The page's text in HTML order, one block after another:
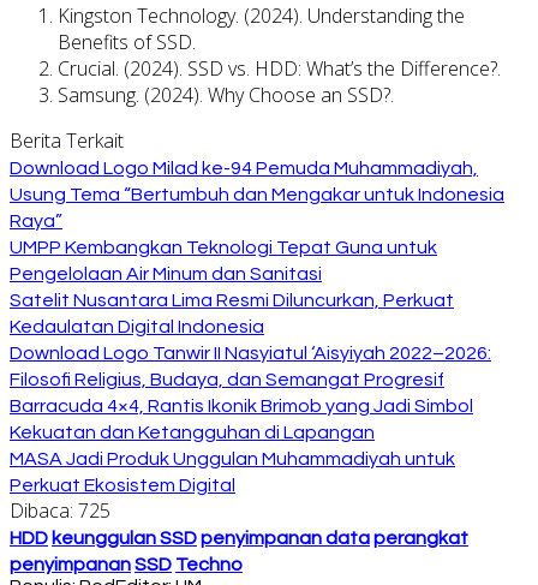
Kingston Technology. (2024). Understanding the
Benefits of SSD.
Crucial. (2024). SSD vs. HDD: What’s the Difference?.
Samsung. (2024). Why Choose an SSD?.
Berita Terkait
Download Logo Milad ke-94 Pemuda Muhammadiyah,
Usung Tema “Bertumbuh dan Mengakar untuk Indonesia
Raya”
UMPP Kembangkan Teknologi Tepat Guna untuk
Pengelolaan Air Minum dan Sanitasi
Satelit Nusantara Lima Resmi Diluncurkan, Perkuat
Kedaulatan Digital Indonesia
Download Logo Tanwir II Nasyiatul ‘Aisyiyah 2022–2026:
Filosofi Religius, Budaya, dan Semangat Progresif
Barracuda 4×4, Rantis Ikonik Brimob yang Jadi Simbol
Kekuatan dan Ketangguhan di Lapangan
MASA Jadi Produk Unggulan Muhammadiyah untuk
Perkuat Ekosistem Digital
Dibaca: 725
HDD keunggulan SSDpenyimpanan dataperangkat
penyimpananSSD Techno